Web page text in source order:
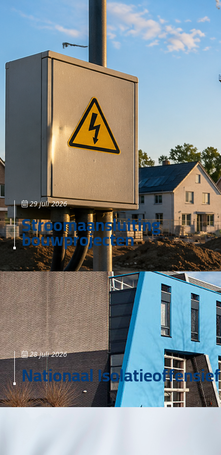
29 juli 2026
Stroomaansluiting
bouwprojecten
28 juli 2026
Nationaal Isolatieoffensief